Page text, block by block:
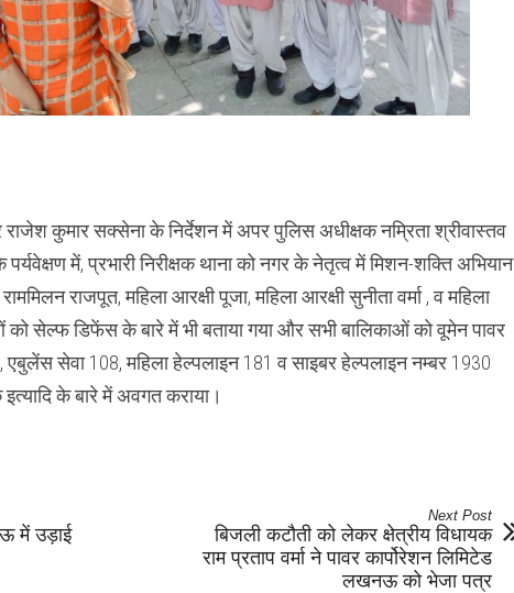
कुमार सक्सेना के निर्देशन में अपर पुलिस अधीक्षक नम्रिता श्रीवास्तव
में, प्रभारी निरीक्षक थाना को नगर के नेतृत्व में मिशन-शक्ति अभियान
राजपूत, महिला आरक्षी पूजा, महिला आरक्षी सुनीता वर्मा , व महिला
को सेल्फ डिफेंस के बारे में भी बताया गया और सभी बालिकाओं को वूमेन पावर
सेवा 108, महिला हेल्पलाइन 181 व साइबर हेल्पलाइन नम्बर 1930
के बारे में अवगत कराया।
में उड़ाई
Next Post
बिजली कटौती को लेकर क्षेत्रीय विधायक
राम प्रताप वर्मा ने पावर कार्पोरेशन लिमिटेड
लखनऊ को भेजा पत्र